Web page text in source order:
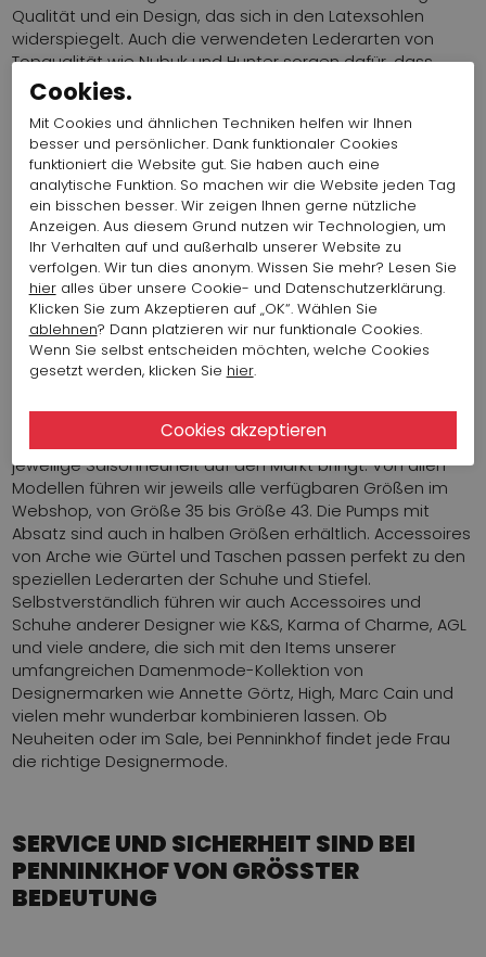
Qualität und ein Design, das sich in den Latexsohlen
widerspiegelt. Auch die verwendeten Lederarten von
Topqualität wie Nubuk und Hunter sorgen dafür, dass
Schuhmode von Arche ein Synonym für qualitative
Exklusivität kombiniert mit Komfort und Design überzeugt
viele Frauen, die einmal Arche Schuhe getragen haben,
um Produkte dieser Marke immer wieder zu kaufen.
Bekannte Modelle von Arche sind Laius, Larazo und Dato.
ARCHE UND PENNINKHOF
Wir verkaufen seit mehr als 10 Jahren Schuhe und
Accessoires von Arche in unseren Modehäusern und nun
Kollektion umfasst über 100 Modelle. Wir verkaufen
Basismodelle sowie moderne Modeitems, die Arche als
jeweilige Saisonneuheit auf den Markt bringt. Von allen
Modellen führen wir jeweils alle verfügbaren Größen im
Webshop, von Größe 35 bis Größe 43. Die Pumps mit
Absatz sind auch in halben Größen erhältlich. Accessoires
von Arche wie Gürtel und Taschen passen perfekt zu den
speziellen Lederarten der Schuhe und Stiefel.
Selbstverständlich führen wir auch Accessoires und
Schuhe anderer Designer wie K&S, Karma of Charme, AGL
und viele andere, die sich mit den Items unserer
umfangreichen Damenmode-Kollektion von
Designermarken wie Annette Görtz, High, Marc Cain und
vielen mehr wunderbar kombinieren lassen. Ob
Neuheiten oder im Sale, bei Penninkhof findet jede Frau
die richtige Designermode.
SERVICE UND SICHERHEIT SIND BEI
PENNINKHOF VON GRÖSSTER
BEDEUTUNG
Cookies.
Mit Cookies und ähnlichen Techniken helfen wir Ihnen
besser und persönlicher. Dank funktionaler Cookies
funktioniert die Website gut. Sie haben auch eine
analytische Funktion. So machen wir die Website jeden Tag
ein bisschen besser. Wir zeigen Ihnen gerne nützliche
Anzeigen. Aus diesem Grund nutzen wir Technologien, um
Ihr Verhalten auf und außerhalb unserer Website zu
verfolgen. Wir tun dies anonym. Wissen Sie mehr? Lesen Sie
hieralles über unsere Cookie- und Datenschutzerklärung.
Klicken Sie zum Akzeptieren auf „OK“. Wählen Sie
ablehnen? Dann platzieren wir nur funktionale Cookies.
Wenn Sie selbst entscheiden möchten, welche Cookies
gesetzt werden, klicken Sie hier.